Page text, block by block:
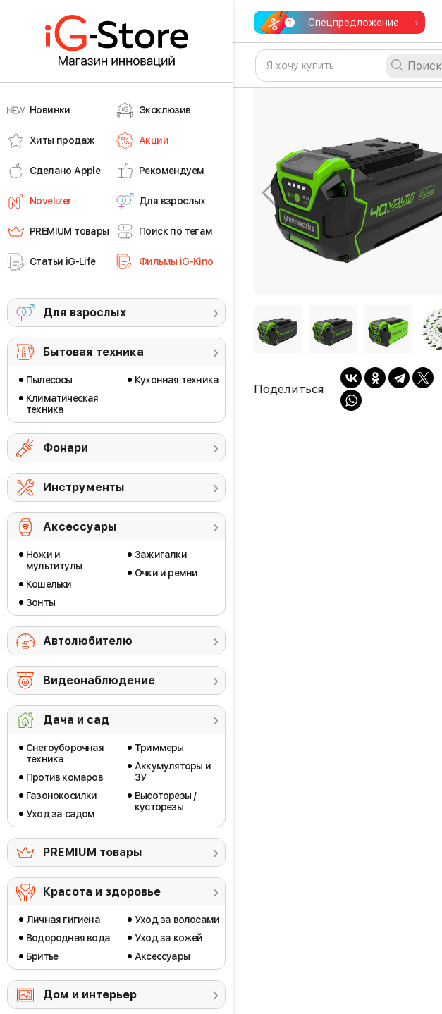
Новинки Эксклюзив
Хиты продаж Акции
Сделано Apple Рекомендуем
Novelizer Для взрослых
PREMIUM товары Поиск по тегам
Статьи iG-Life Фильмы iG-Kino
Для взрослых
Бытовая техника
Пылесосы
Климатическая
техника
Кухонная техника
Фонари
Инструменты
Аксессуары
Ножи и
мультитулы
Кошельки
Зонты
Зажигалки
Очки и ремни
Автолюбителю
Видеонаблюдение
Дача и сад
Снегоуборочная
техника
Против комаров
Газонокосилки
Уход за садом
Триммеры
Аккумуляторы и
ЗУ
Высоторезы /
кусторезы
PREMIUM товары
Красота и здоровье
Личная гигиена
Водородная вода
Бритье
Уход за волосами
Уход за кожей
Аксессуары
Дом и интерьер
Спецпредложение
Поиск
Поделиться